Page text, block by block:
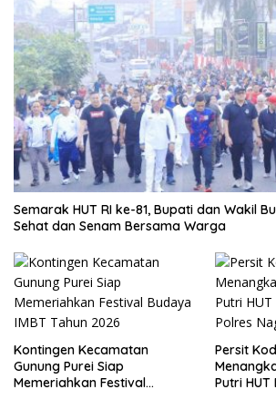
Semarak HUT RI ke-81, Bupati dan Wakil
Sehat dan Senam Bersama Warga
Kontingen Kecamatan
Gunung Purei Siap
Memeriahkan Festival
Persit
Putri